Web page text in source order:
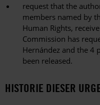
request that the
members named by
Human Rights,
Commission has
Hernández and the 4
been released.
HISTORIE DIESER